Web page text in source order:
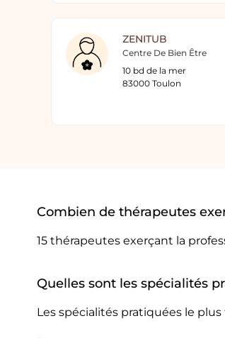
ZENITUB
Centre De Bien Être
10 bd de la mer
83000 Toulon
Combien de thérapeutes
15 thérapeutes exerçant la
Quelles sont les spécialités
Les spécialités pratiquées le